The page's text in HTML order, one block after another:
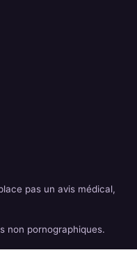
pas un avis médical,
non pornographiques.